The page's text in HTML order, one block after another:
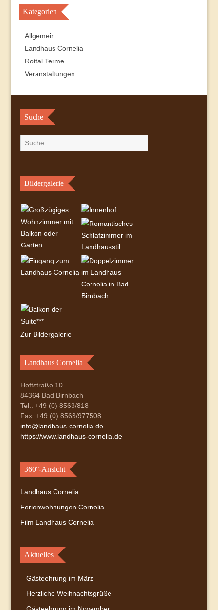
Kategorien
Allgemein
Landhaus Cornelia
Rottal Terme
Veranstaltungen
Suche
Bildergalerie
Zur Bildergalerie
Landhaus Cornelia
Hoftstraße 10
84364 Bad Birnbach
Tel.: +49 (0) 8563/818
Fax: +49 (0) 8563/977508
info@landhaus-cornelia.de
https://www.landhaus-cornelia.de
360°-Ansicht
Landhaus Cornelia
Ferienwohnungen Cornelia
Film Landhaus Cornelia
Aktuelles
Gästeehrung im März
Herzliche Weihnachtsgrüße